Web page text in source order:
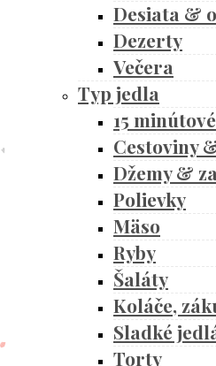
Desiata &
Dezerty
Večera
Typ jedla
15
Cestoviny
Džemy &
Polievky
Mäso
Ryby
Šaláty
Koláče,
Sladké
Torty